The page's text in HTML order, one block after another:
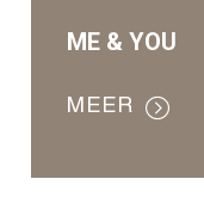
ME & YOU
MEER